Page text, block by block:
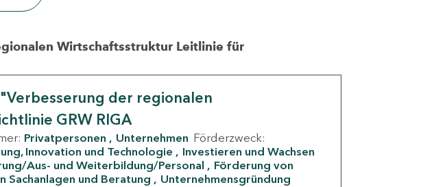
Wirtschaftsstruktur Leitlinie für
der regionalen
GRW RIGA
Privatpersonen Unternehmen Förderzweck:
Innovation und Technologie
Investieren und Wachsen
Aus- und Weiterbildung/Personal
Förderung von
Sachanlagen und Beratung Unternehmensgründung